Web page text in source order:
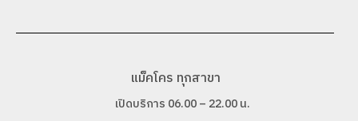
แม็คโคร ทุกสาขา
เปิดบริการ 06.00 – 22.00 น.